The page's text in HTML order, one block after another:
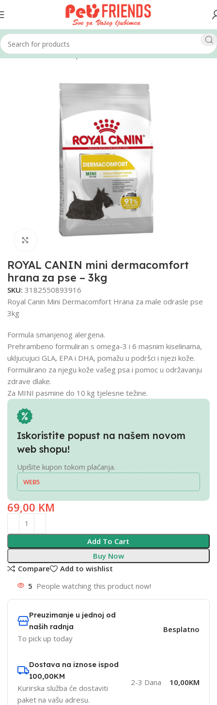
Home Psi Hrana za pse Suha hrana
ROYAL CANIN mini dermacomfort
hrana za pse – 3kg
SKU: 3182550893916
Royal Canin Mini Dermacomfort Hrana za male odrasle pse
3kg
Formula smanjenog alergena.
Prehrambeno formuliran s omega-3 i 6 masnim kiselinama,
ukljucujuci GLA, EPA i DHA, pomažu u podršci i njezi kože.
Formulirano za njegu kože vašeg psa i pomoc u održavanju
zdrave dlake.
Za MINI pasmine do 10 kg tjelesne težine.
Iskoristite popust na našem novom
web shopu!
Upišite kupon tokom plaćanja.
WEB5
69,00 KM
Add To Cart
Buy Now
Compare
Add to wishlist
5 People watching this product now!
Preuzimanje u jednoj od
naših radnja
To pick up today
Besplatno
Dostava na iznose ispod
100,00KM
Kurirska služba će dostaviti
paket na vašu adresu.
2-3 Dana 10,00KM